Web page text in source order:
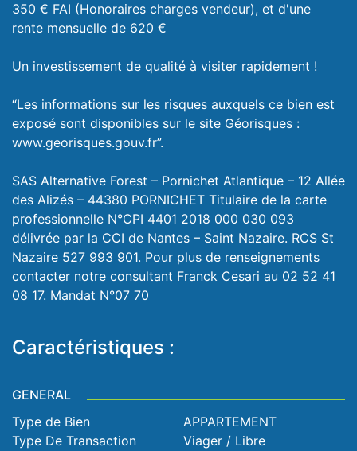
350 € FAI (Honoraires charges vendeur), et d'une
rente mensuelle de 620 €
Un investissement de qualité à visiter rapidement !
“Les informations sur les risques auxquels ce bien est
exposé sont disponibles sur le site Géorisques :
www.georisques.gouv.fr”.
SAS Alternative Forest – Pornichet Atlantique – 12 Allée
des Alizés – 44380 PORNICHET Titulaire de la carte
professionnelle N°CPI 4401 2018 000 030 093
délivrée par la CCI de Nantes – Saint Nazaire. RCS St
Nazaire 527 993 901. Pour plus de renseignements
contacter notre consultant Franck Cesari au 02 52 41
08 17. Mandat N°07 70
Caractéristiques :
GENERAL
Type de Bien
APPARTEMENT
Type De Transaction
Viager / Libre